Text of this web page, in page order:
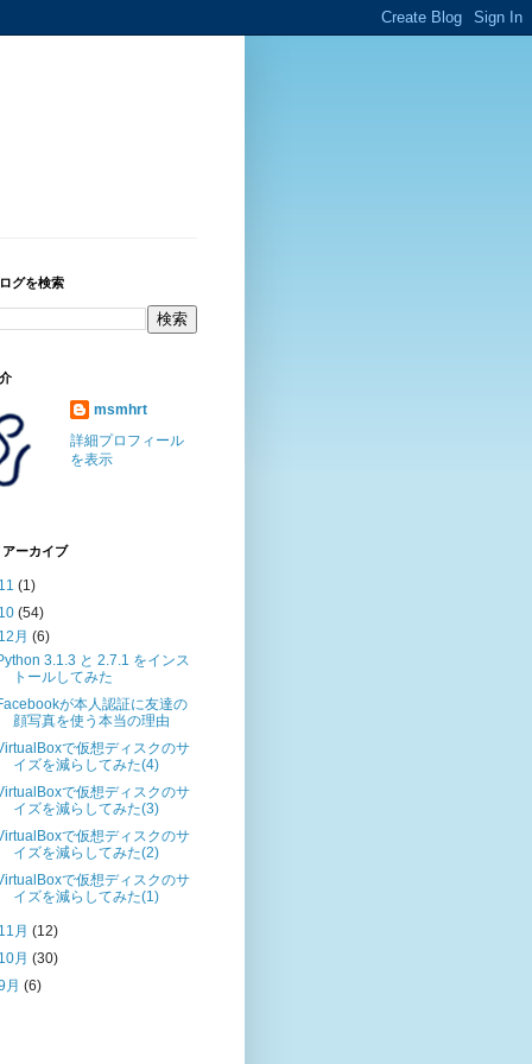
グを検索
msmhrt
詳細プロフィール
を表示
アーカイブ
(1)
(54)
12月(6)
3.1.3 と 2.7.1 をインス
トールしてみた
が本人認証に友達の
顔写真を使う本当の理由
で仮想ディスクのサ
イズを減らしてみた(4)
で仮想ディスクのサ
イズを減らしてみた(3)
で仮想ディスクのサ
イズを減らしてみた(2)
で仮想ディスクのサ
イズを減らしてみた(1)
11月(12)
10月(30)
月(6)